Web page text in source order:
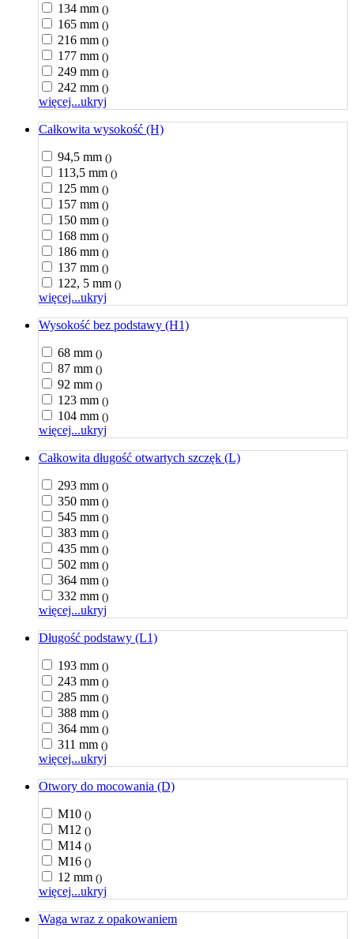
134 mm ()
165 mm ()
216 mm ()
177 mm ()
249 mm ()
242 mm ()
więcej...ukryj
Całkowita wysokość (H)
94,5 mm ()
113,5 mm ()
125 mm ()
157 mm ()
150 mm ()
168 mm ()
186 mm ()
137 mm ()
122, 5 mm ()
więcej...ukryj
Wysokość bez podstawy (H1)
68 mm ()
87 mm ()
92 mm ()
123 mm ()
104 mm ()
więcej...ukryj
Całkowita długość otwartych szczęk (L)
293 mm ()
350 mm ()
545 mm ()
383 mm ()
435 mm ()
502 mm ()
364 mm ()
332 mm ()
więcej...ukryj
Długość podstawy (L1)
193 mm ()
243 mm ()
285 mm ()
388 mm ()
364 mm ()
311 mm ()
więcej...ukryj
Otwory do mocowania (D)
M10 ()
M12 ()
M14 ()
M16 ()
12 mm ()
więcej...ukryj
Waga wraz z opakowaniem